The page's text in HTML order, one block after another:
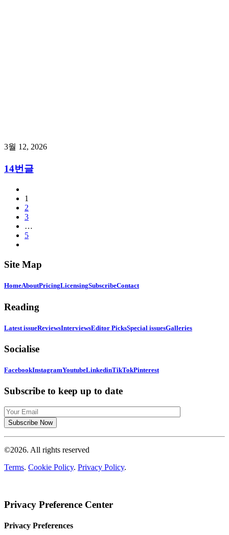
3월 12, 2026
14번글
1
2
3
…
5
Site Map
HomeAboutPricingLicensingSubscribeContact
Reading
Latest issueReviewsInterviewsEditor PicksSpecial issuesGalleries
Socialise
FacebookInstagramYoutubeLinkedinTikTokPinterest
Subscribe to keep up to date
©2026. All rights reserved
Terms. Cookie Policy. Privacy Policy.
Privacy Preference Center
Privacy Preferences